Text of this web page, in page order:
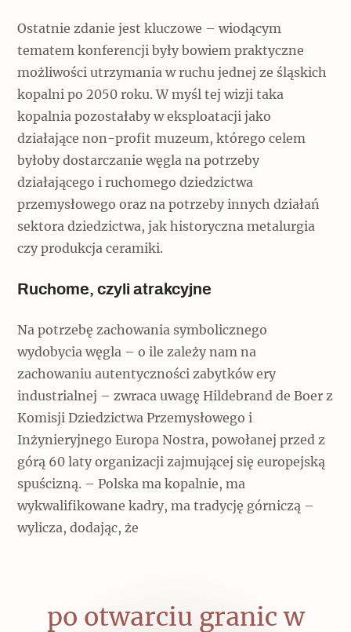
Ostatnie zdanie jest kluczowe – wiodącym
tematem konferencji były bowiem praktyczne
możliwości utrzymania w ruchu jednej ze śląskich
kopalni po 2050 roku. W myśl tej wizji taka
kopalnia pozostałaby w eksploatacji jako
działające non-profit muzeum, którego celem
byłoby dostarczanie węgla na potrzeby
działającego i ruchomego dziedzictwa
przemysłowego oraz na potrzeby innych działań
sektora dziedzictwa, jak historyczna metalurgia
czy produkcja ceramiki.
Ruchome, czyli atrakcyjne
Na potrzebę zachowania symbolicznego
wydobycia węgla – o ile zależy nam na
zachowaniu autentyczności zabytków ery
industrialnej – zwraca uwagę Hildebrand de Boer z
Komisji Dziedzictwa Przemysłowego i
Inżynieryjnego Europa Nostra, powołanej przed z
górą 60 laty organizacji zajmującej się europejską
spuścizną. – Polska ma kopalnie, ma
wykwalifikowane kadry, ma tradycję górniczą –
wylicza, dodając, że
po otwarciu granic w